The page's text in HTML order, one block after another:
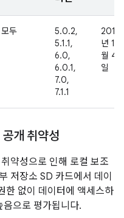
모두
5.0.2,
5.1.1,
6.0,
6.0.1,
7.0,
7.1.1
2016
년 11
월 4
일
개 취약성
약성으로 인해 로컬 보조
저장소 SD 카드에서 데이
한 없이 데이터에 액세스하
으로 평가됩니다.